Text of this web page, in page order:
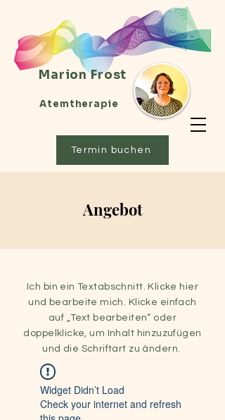
Termin buchen
Marion Frost
Atemtherapie
Angebot
Ich bin ein Textabschnitt. Klicke hier
und bearbeite mich. Klicke einfach
auf „Text bearbeiten“ oder
doppelklicke, um Inhalt hinzuzufügen
und die Schriftart zu ändern.
Widget Didn’t Load
Check your internet and refresh